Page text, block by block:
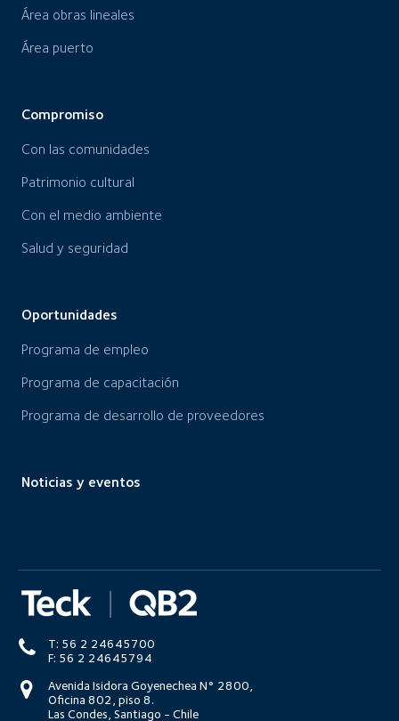
Área obras lineales
Área puerto
Compromiso
Con las comunidades
Patrimonio cultural
Con el medio ambiente
Salud y seguridad
Oportunidades
Programa de empleo
Programa de capacitación
Programa de desarrollo de proveedores
Noticias y eventos
T: 56 2 24645700
F: 56 2 24645794
Avenida Isidora Goyenechea N° 2800,
Oficina 802, piso 8.
Las Condes, Santiago - Chile